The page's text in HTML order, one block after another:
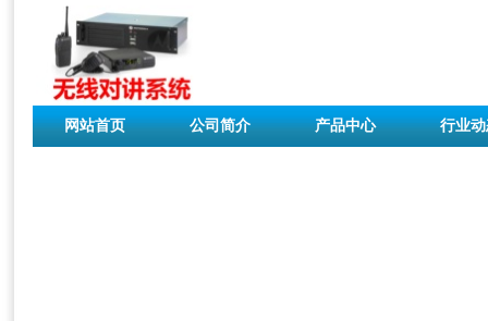
网站首页 公司简介 产品中心 行业